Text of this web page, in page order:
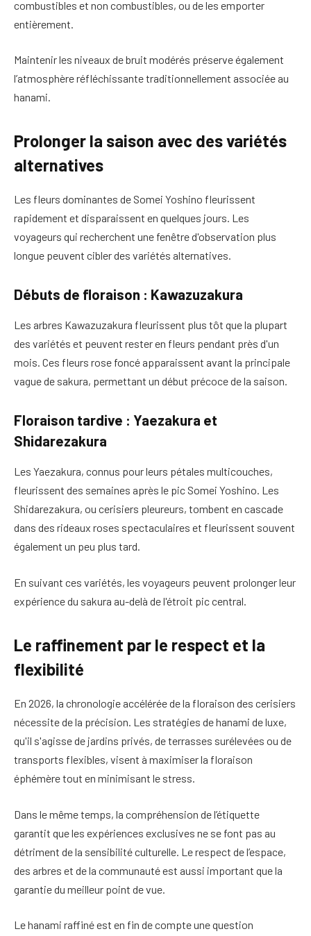
combustibles et non combustibles, ou de les emporter
entièrement.
Maintenir les niveaux de bruit modérés préserve également
l’atmosphère réfléchissante traditionnellement associée au
hanami.
Prolonger la saison avec des variétés
alternatives
Les fleurs dominantes de Somei Yoshino fleurissent
rapidement et disparaissent en quelques jours. Les
voyageurs qui recherchent une fenêtre d'observation plus
longue peuvent cibler des variétés alternatives.
Débuts de floraison : Kawazuzakura
Les arbres Kawazuzakura fleurissent plus tôt que la plupart
des variétés et peuvent rester en fleurs pendant près d'un
mois. Ces fleurs rose foncé apparaissent avant la principale
vague de sakura, permettant un début précoce de la saison.
Floraison tardive : Yaezakura et
Shidarezakura
Les Yaezakura, connus pour leurs pétales multicouches,
fleurissent des semaines après le pic Somei Yoshino. Les
Shidarezakura, ou cerisiers pleureurs, tombent en cascade
dans des rideaux roses spectaculaires et fleurissent souvent
également un peu plus tard.
En suivant ces variétés, les voyageurs peuvent prolonger leur
expérience du sakura au-delà de l'étroit pic central.
Le raffinement par le respect et la
flexibilité
En 2026, la chronologie accélérée de la floraison des cerisiers
nécessite de la précision. Les stratégies de hanami de luxe,
qu'il s'agisse de jardins privés, de terrasses surélevées ou de
transports flexibles, visent à maximiser la floraison
éphémère tout en minimisant le stress.
Dans le même temps, la compréhension de l’étiquette
garantit que les expériences exclusives ne se font pas au
détriment de la sensibilité culturelle. Le respect de l’espace,
des arbres et de la communauté est aussi important que la
garantie du meilleur point de vue.
Le hanami raffiné est en fin de compte une question